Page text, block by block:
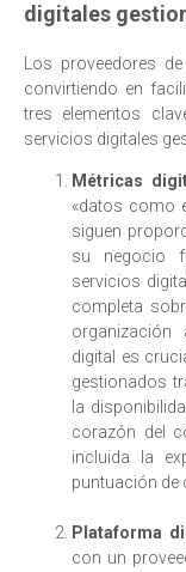
digitales
Los proveedores
convirtiendo en
tres elementos
servicios digitales
Métricas
«datos como
siguen
su negocio
servicios
completa
digital es
gestionados
la
corazón del
incluida la
puntuación de
Plataforma
con un